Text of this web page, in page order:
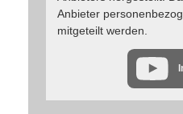
Anbieter
mitgeteilt werden.